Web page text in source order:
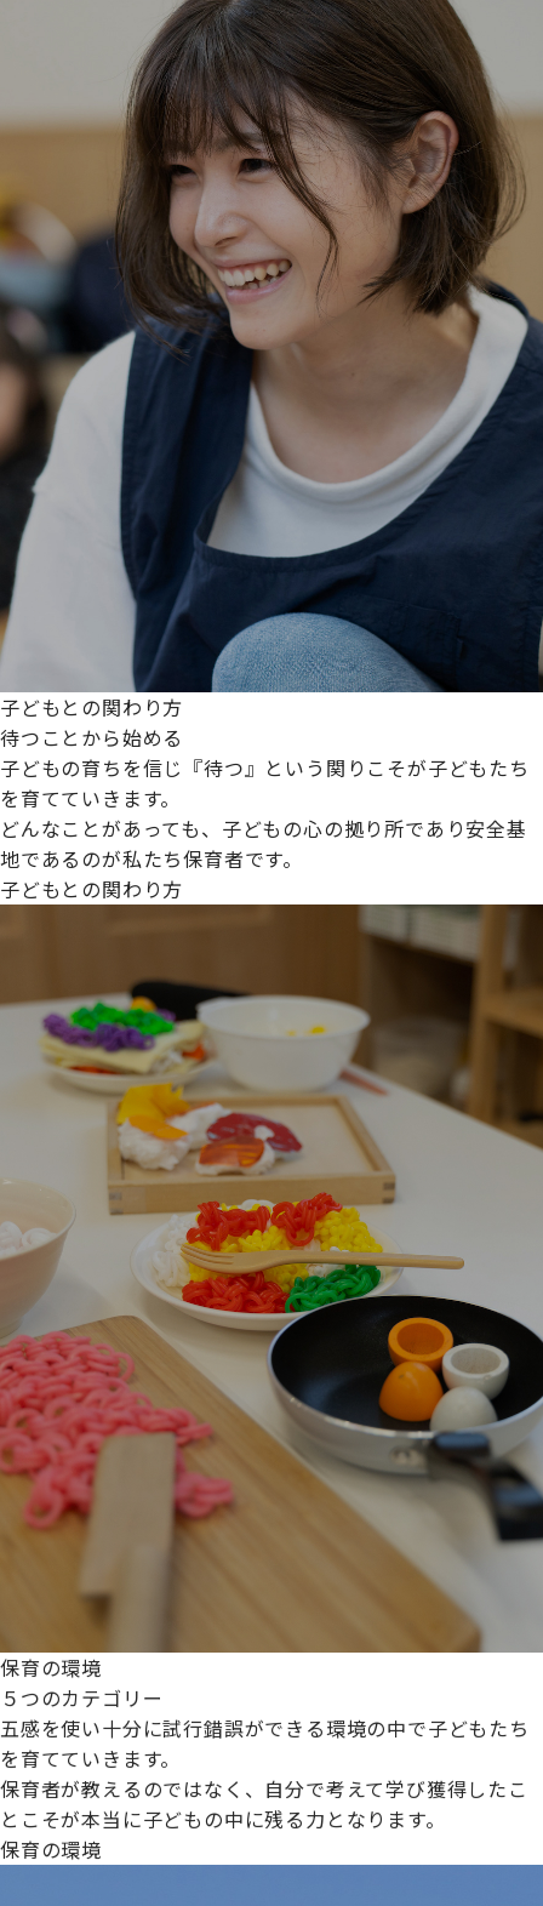
子どもとの関わり方
待つことから始める
子どもの育ちを信じ『待つ』という関りこそが子どもたち
を育てていきます。
どんなことがあっても、子どもの心の拠り所であり安全基
地であるのが私たち保育者です。
子どもとの関わり方
保育の環境
５つのカテゴリー
五感を使い十分に試行錯誤ができる環境の中で子どもたち
を育てていきます。
保育者が教えるのではなく、自分で考えて学び獲得したこ
とこそが本当に子どもの中に残る力となります。
保育の環境